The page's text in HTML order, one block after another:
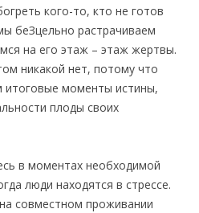
кого-то, кто не готов
беЗцельно растрачиваем
на его этаж – этаж жертвы.
никакой нет, потому что
итоговые моменты истины,
плоды своих
в моментах необходимой
люди находятся в стрессе.
совместном проживании